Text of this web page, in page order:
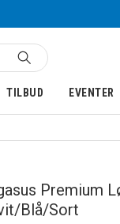
TILBUD EVENTER
Premium
Blå/Sort